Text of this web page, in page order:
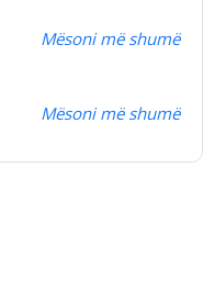
Mësoni më shumë
Mësoni më shumë